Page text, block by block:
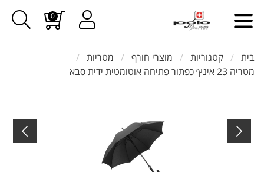
0
בית קטגוריות מוצרי חורף
מטריות
מטריה 23 אינץ׳ כפתור פתיחה אוטומטית ידית סבא